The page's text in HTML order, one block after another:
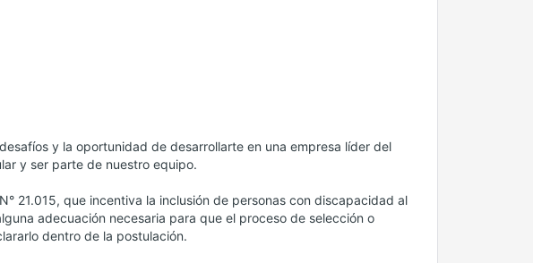
y la oportunidad de desarrollarte en una empresa líder del
y ser parte de nuestro equipo.
21.015, que incentiva la inclusión de personas con discapacidad al
adecuación necesaria para que el proceso de selección o
dentro de la postulación.